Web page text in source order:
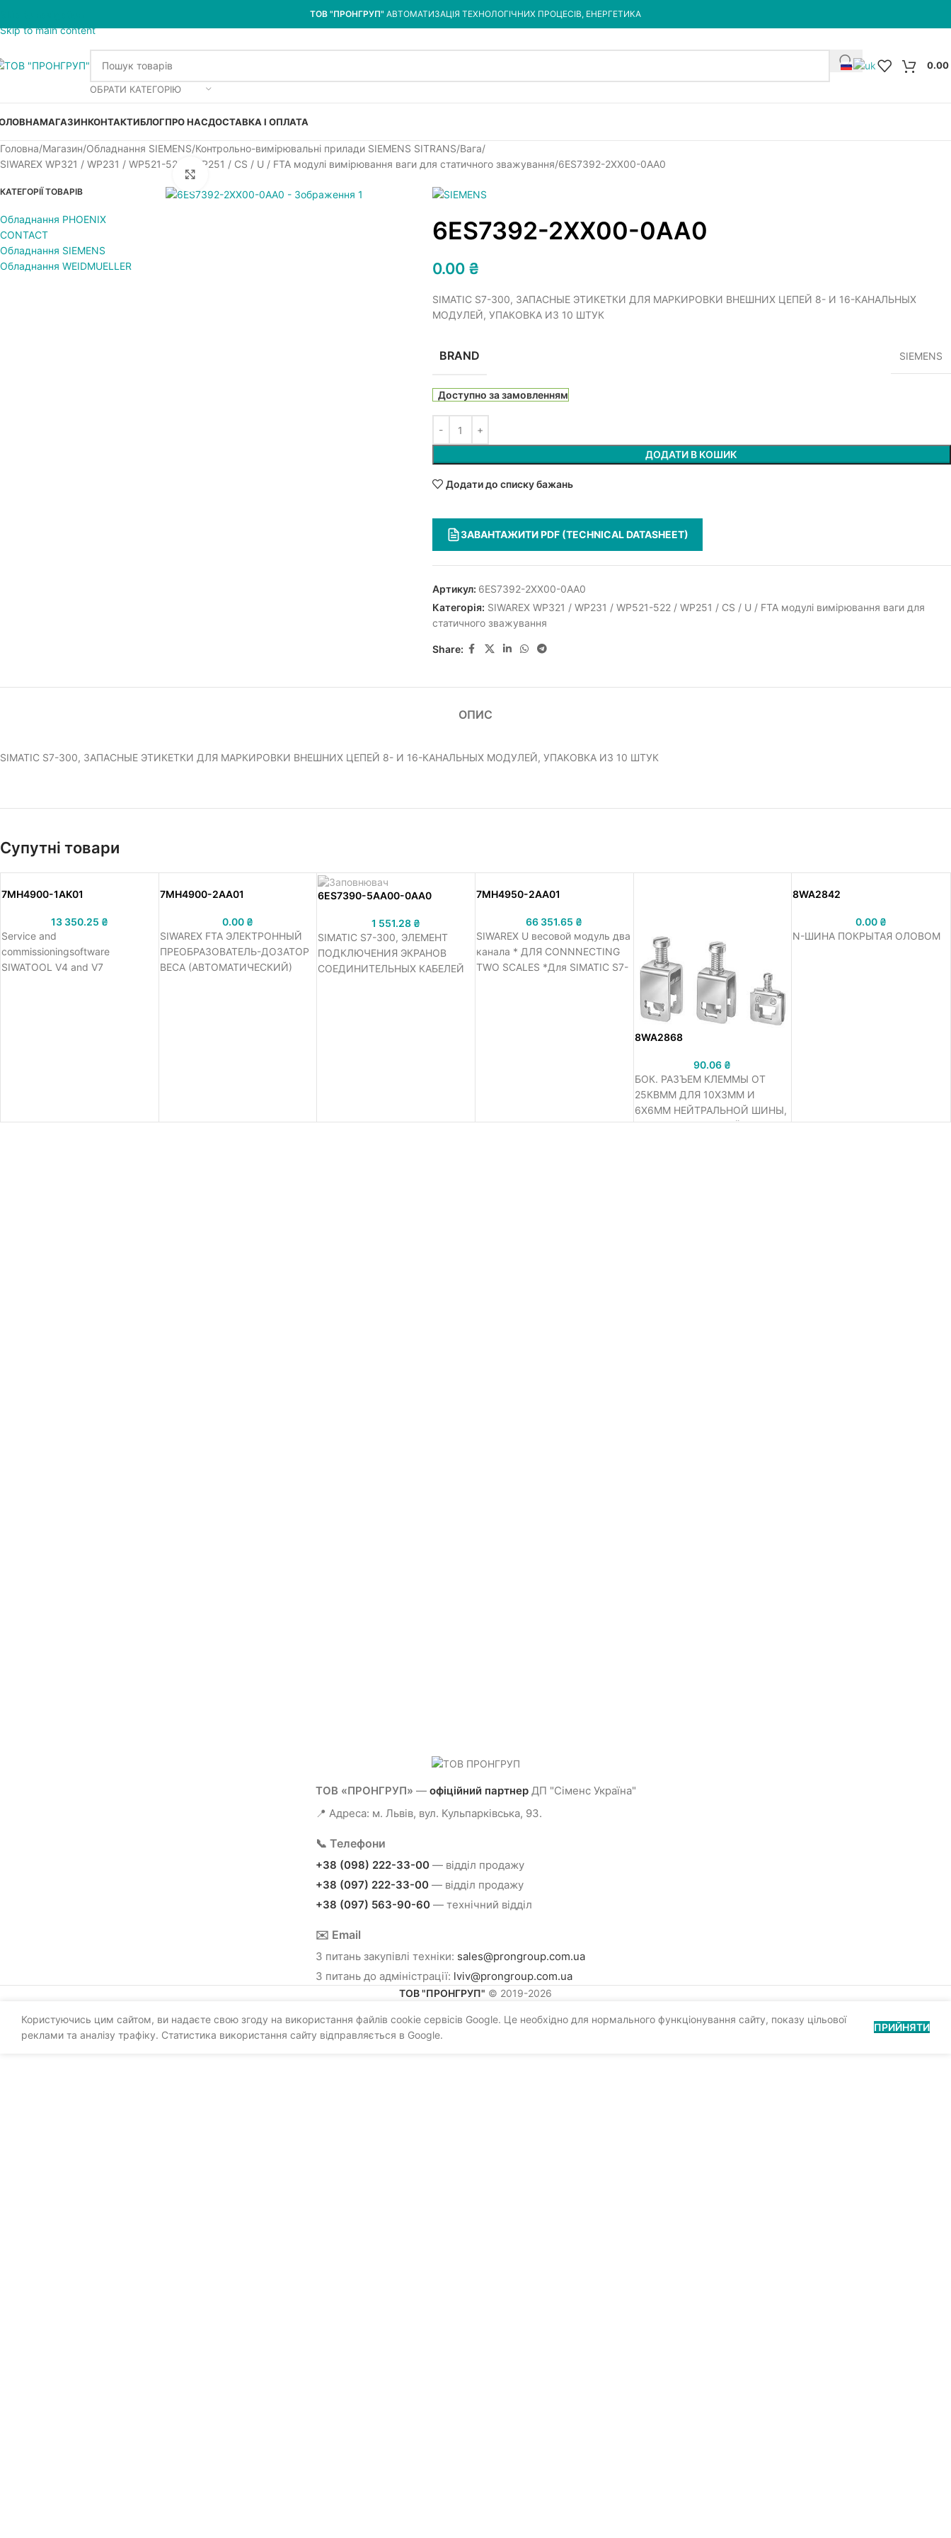
Skip to main content
ТОВ "ПРОНГРУП" АВТОМАТИЗАЦІЯ ТЕХНОЛОГІЧНИХ ПРОЦЕСІВ, ЕНЕРГЕТИКА
ОБРАТИ КАТЕГОРІЮ
0.00
МАГАЗИНКОНТАКТИБЛОГПРО НАСДОСТАВКА І ОПЛАТА
Головна Магазин Обладнання SIEMENS Контрольно-вимірювальні прилади SIEMENS SITRANS Вага
SIWAREX WP321 / WP231 / WP521-522 / WP251 / CS / U / FTA модулі вимірювання ваги для статичного зважування 6ES7392-2XX00-0AA0
КАТЕГОРІЇ ТОВАРІВ
Обладнання PHOENIX
CONTACT
Обладнання SIEMENS
Обладнання WEIDMUELLER
6ES7392-2XX00-0AA0
0.00 ₴
SIMATIC S7-300, ЗАПАСНЫЕ ЭТИКЕТКИ ДЛЯ МАРКИРОВКИ ВНЕШНИХ ЦЕПЕЙ 8- И 16-КАНАЛЬНЫХ
МОДУЛЕЙ, УПАКОВКА ИЗ 10 ШТУК
BRAND SIEMENS
Доступно за замовленням
ДОДАТИ В КОШИК
Додати до списку бажань
ЗАВАНТАЖИТИ PDF (TECHNICAL DATASHEET)
Артикул: 6ES7392-2XX00-0AA0
Категорія: SIWAREX WP321 / WP231 / WP521-522 / WP251 / CS / U / FTA модулі вимірювання ваги для
статичного зважування
Share:
ОПИС
SIMATIC S7-300, ЗАПАСНЫЕ ЭТИКЕТКИ ДЛЯ МАРКИРОВКИ ВНЕШНИХ ЦЕПЕЙ 8- И 16-КАНАЛЬНЫХ МОДУЛЕЙ, УПАКОВКА ИЗ 10 ШТУК
Супутні товари
7MH4900-1AK01
13 350.25 ₴
Service and
commissioningsoftware
SIWATOOL V4 and V7
7MH4900-2AA01
0.00 ₴
SIWAREX FTA ЭЛЕКТРОННЫЙ
ПРЕОБРАЗОВАТЕЛЬ-ДОЗАТОР
ВЕСА (АВТОМАТИЧЕСКИЙ)
6ES7390-5AA00-0AA0
1 551.28 ₴
SIMATIC S7-300, ЭЛЕМЕНТ
ПОДКЛЮЧЕНИЯ ЭКРАНОВ
СОЕДИНИТЕЛЬНЫХ КАБЕЛЕЙ
7MH4950-2AA01
66 351.65 ₴
SIWAREX U весовой модуль два
канала * ДЛЯ CONNNECTING
TWO SCALES *Для SIMATIC S7-
8WA2868
90.06 ₴
БОК. РАЗЪЕМ КЛЕММЫ ОТ
25КВMM ДЛЯ 10X3MM И
6X6MM НЕЙТРАЛЬНОЙ ШИНЫ,
НЕИЗОЛИРОВАННЫЙ
8WA2842
0.00 ₴
N-ШИНА ПОКРЫТАЯ ОЛОВОМ
ТОВ «ПРОНГРУП» — офіційний партнерДП "Сіменс Україна"
📍 Адреса: м. Львів, вул. Кульпарківська, 93.
📞 Телефони
+38 (098) 222-33-00— відділ продажу
+38 (097) 222-33-00— відділ продажу
+38 (097) 563-90-60— технічний відділ
✉️ Email
З питань закупівлі техніки: sales@prongroup.com.ua
З питань до адміністрації: lviv@prongroup.com.ua
ТОВ "ПРОНГРУП" © 2019-2026
Користуючись цим сайтом, ви надаєте свою згоду на використання файлів cookie сервісів Google. Це необхідно для нормального функціонування сайту, показу цільової
реклами та аналізу трафіку. Статистика використання сайту відправляється в Google.
ПРИЙНЯТИ